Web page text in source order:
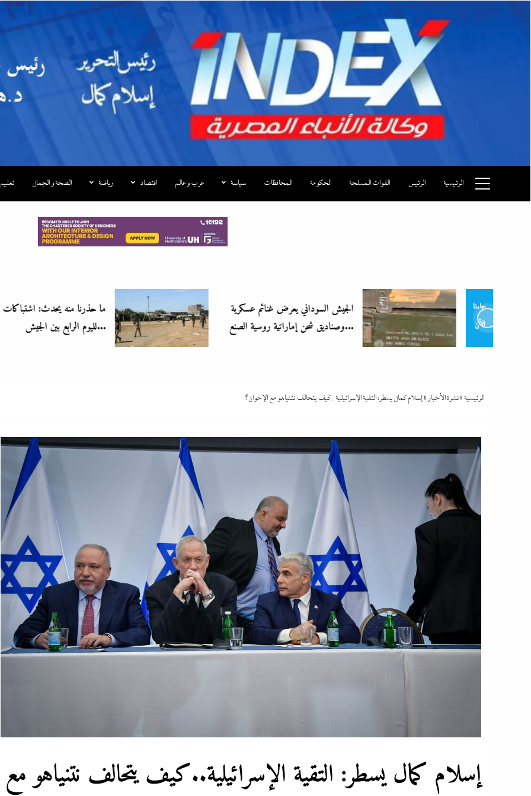
وكالة الأنباء المصرية|إندكس
الرئيسية الرئيس القوات المسلحة الحكومة المحافظات سياسة عرب و عالم اقتصاد رياضة الصحة و الجمال تعليم
جاءنا
الآن
ما حذرنا منه يحدث: اشتباكات عنيفة
لليوم الرابع بين الجيش...
الجيش السوداني يعرض غنائم عسكرية
وصناديق شحن إماراتية روسية الصنع...
الرئيسية»نشرة الأخبار »إسلام كمال يسطر: التقية الإسرائيلية..كيف يتحالف نتنياهو مع الإخوان؟
إسلام كمال يسطر: التقية الإسرائيلية..كيف يتحالف نتنياهو مع